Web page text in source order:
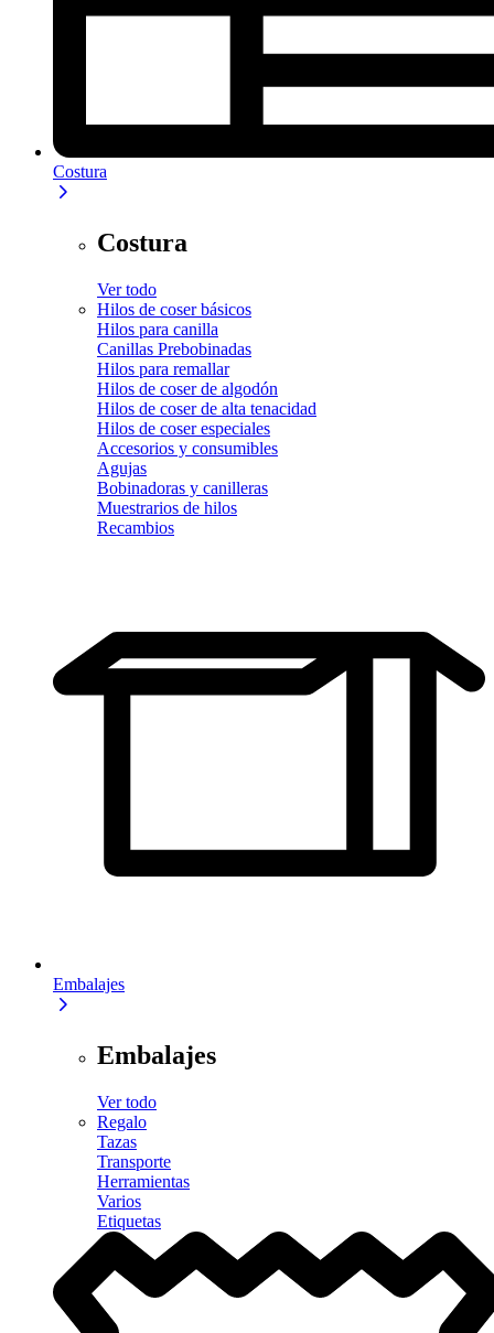
Costura
Costura
Ver todo
Hilos de coser básicos
Hilos para canilla
Canillas Prebobinadas
Hilos para remallar
Hilos de coser de algodón
Hilos de coser de alta tenacidad
Hilos de coser especiales
Accesorios y consumibles
Agujas
Bobinadoras y canilleras
Muestrarios de hilos
Recambios
Embalajes
Embalajes
Ver todo
Regalo
Tazas
Transporte
Herramientas
Varios
Etiquetas